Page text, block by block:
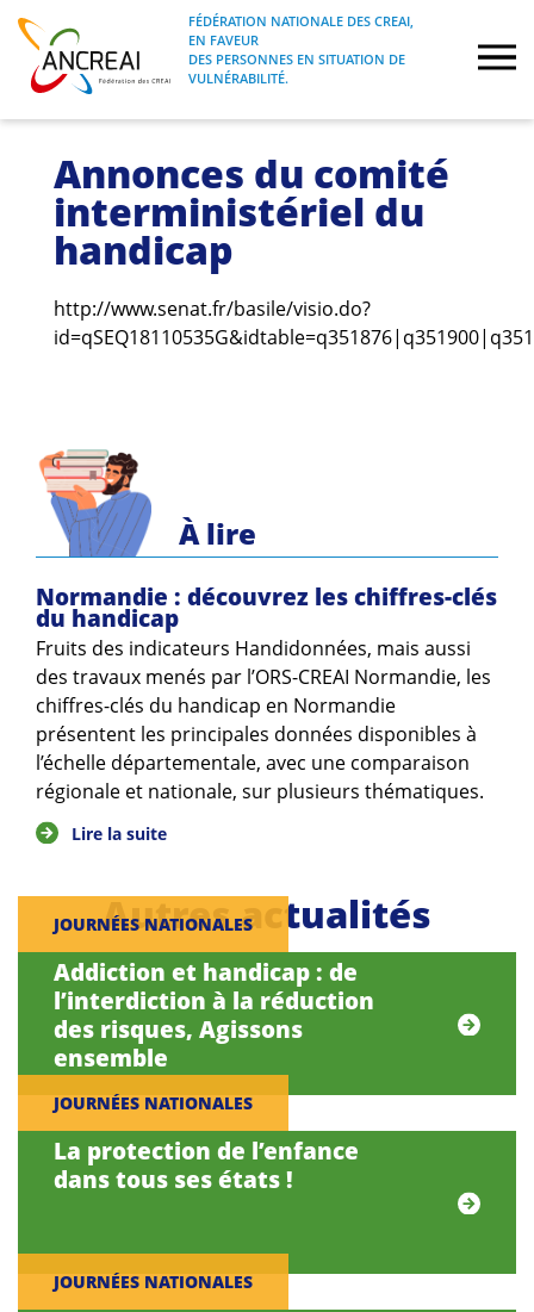
Skip
content
ANCREAI
FÉDÉRATION NATIONALE DES CREAI, EN
FAVEUR DES PERSONNES EN SITUATION
FÉDÉRATION NATIONALE DES CREAI,
EN FAVEUR
DES PERSONNES EN SITUATION DE
VULNÉRABILITÉ.
Etudes
Journées nationales
Formations
Espace emploi
Guides et outils
Actualités
ARSENE
Annonces du comité
interministériel du
handicap
http://www.senat.fr/basile/visio.do?
À lire
Normandie : découvrez les chiffres-clés
du handicap
Fruits des indicateurs Handidonnées, mais aussi
des travaux menés par l’ORS-CREAI Normandie, les
chiffres-clés du handicap en Normandie
présentent les principales données disponibles à
l’échelle départementale, avec une comparaison
régionale et nationale, sur plusieurs thématiques.
Lire la suite
Autres actualités
JOURNÉES NATIONALES
Addiction et handicap : de
l’interdiction à la réduction
des risques, Agissons
ensemble
JOURNÉES NATIONALES
La protection de l’enfance
dans tous ses états !
JOURNÉES NATIONALES